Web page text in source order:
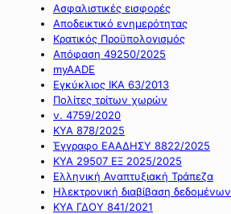
Ασφαλιστικές εισφορές
Αποδεικτικό ενημερότητας
Κρατικός Προϋπολογισμός
Απόφαση 49250/2025
myAADE
Εγκύκλιος ΙΚΑ 63/2013
Πολίτες τρίτων χωρών
ν. 4759/2020
ΚΥΑ 878/2025
Έγγραφο ΕΑΑΔΗΣΥ 8822/2025
ΚΥΑ 29507 ΕΞ 2025/2025
Ελληνική Αναπτυξιακή Τράπεζα
Ηλεκτρονική διαβίβαση δεδομένων
ΚΥΑ ΓΔΟΥ 841/2021